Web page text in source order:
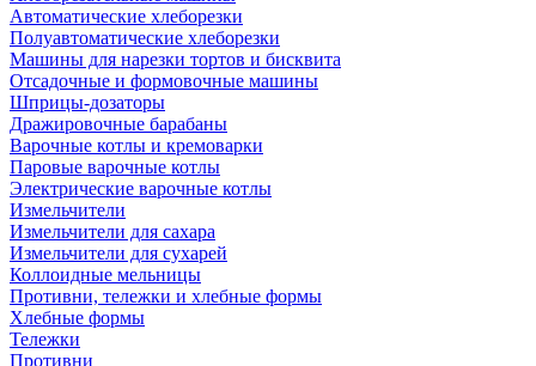
Автоматические хлеборезки
Полуавтоматические хлеборезки
Машины для нарезки тортов и бисквита
Отсадочные и формовочные машины
Шприцы-дозаторы
Дражировочные барабаны
Варочные котлы и кремоварки
Паровые варочные котлы
Электрические варочные котлы
Измельчители
Измельчители для сахара
Измельчители для сухарей
Коллоидные мельницы
Противни, тележки и хлебные формы
Хлебные формы
Тележки
Противни